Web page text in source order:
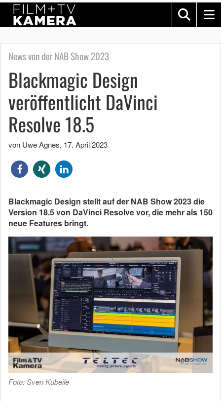
News von der NAB Show 2023
Blackmagic Design
veröffentlicht DaVinci
Resolve 18.5
von Uwe Agnes, 17. April 2023
Blackmagic Design stellt auf der NAB Show 2023 die
Version 18.5 von DaVinci Resolve vor, die mehr als 150
neue Features bringt.
Foto: Sven Kubeile